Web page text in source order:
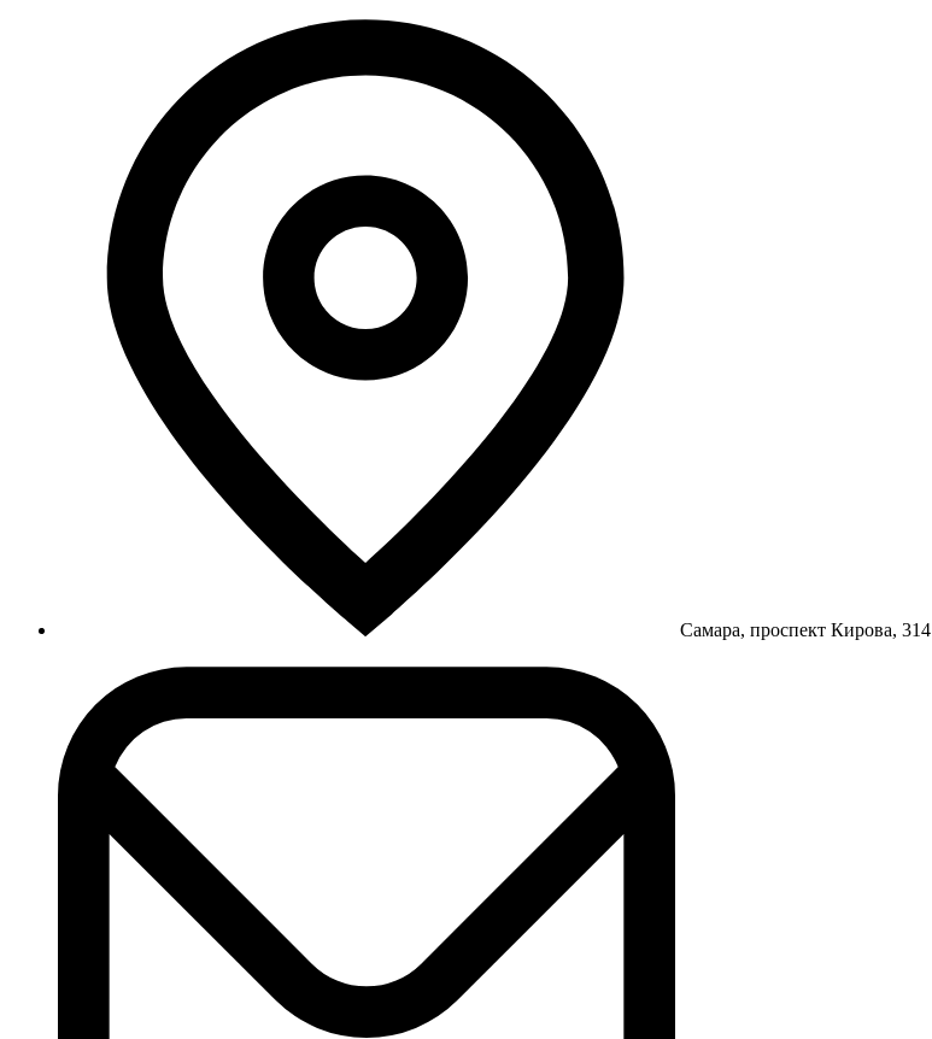
Самара, проспект Кирова, 314